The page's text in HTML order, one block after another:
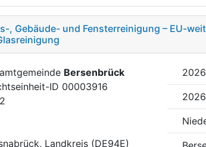
, Gebäude- und Fensterreinigung – EU-
Bersenbrück
ID 00003916
Landkreis (DE94E)